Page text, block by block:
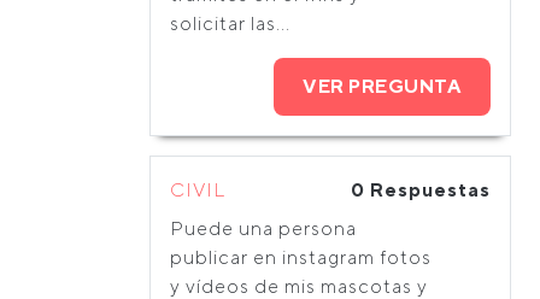
solicitar las...
VER PREGUNTA
CIVIL
0 Respuestas
Puede una persona
publicar en instagram fotos
y vídeos de mis mascotas y